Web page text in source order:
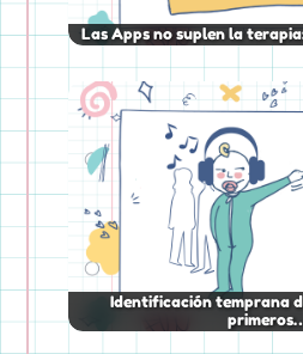
Las Apps no suplen la
Identificación temprana